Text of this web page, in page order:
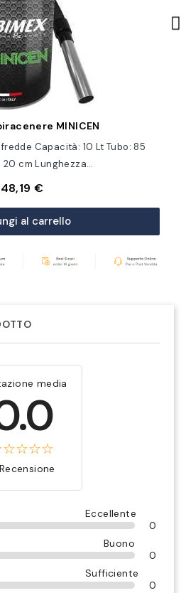
MINICEN
Capacità: 10 Lt Tubo: 85
20 cm Lunghezza…
48,19 €
al carrello
media
Eccellente
0
Buono
0
Sufficiente
0